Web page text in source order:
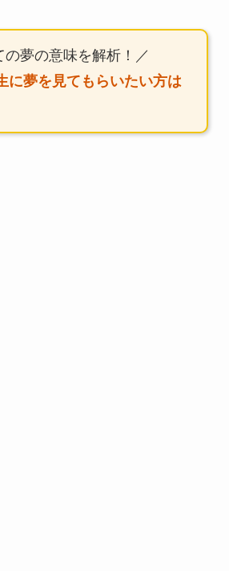
の夢の意味を解析！／
に夢を見てもらいたい方は